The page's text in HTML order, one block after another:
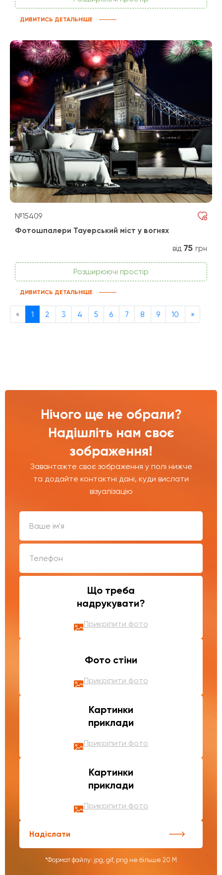
ДИВИТИСЬ ДЕТАЛЬНІШЕ
№15409
Фотошпалери Тауерський міст у вогнях
від 75 грн
Розширюючі простір
ДИВИТИСЬ ДЕТАЛЬНІШЕ
« Previous
1 2 3 4 5 6 7 8 9 10 »Next
Нічого ще не обрали?
Надішліть нам своє
зображення!
Завантажте своє зображення у полі нижче
та додайте контактні дані, куди вислати
візуалізацію
Що треба
надрукувати?
Прикріпити фото
Фото стіни
Прикріпити фото
Картинки
приклади
Прикріпити фото
Картинки
приклади
Прикріпити фото
Надіслати
*Формат файлу: jpg, gif, png не більше 20 М